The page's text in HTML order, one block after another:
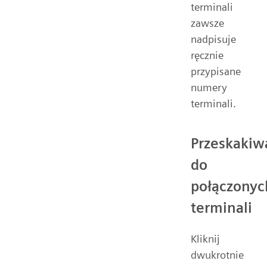
terminali
zawsze
nadpisuje
ręcznie
przypisane
numery
terminali.
do
terminali
Kliknij
dwukrotnie